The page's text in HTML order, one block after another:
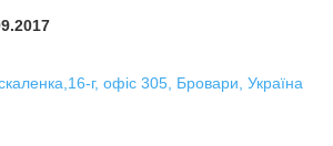
г, офіс 305, Бровари, Україна